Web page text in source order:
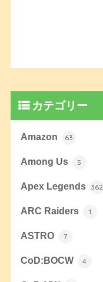
カテゴリー
Amazon 63
Among Us 5
Apex Legends 362
ARC Raiders 1
ASTRO 7
CoD:BOCW 4